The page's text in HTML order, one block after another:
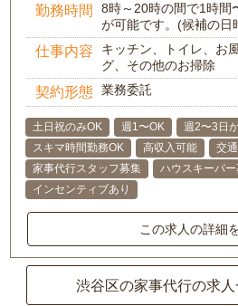
勤務時間
8時～20時の間で1時間
が可能です。(候補の日
仕事内容
キッチン、トイレ、お
グ、その他のお掃除
契約形態 業務委託
土日祝のみOK 週1〜OK
週2〜3日
スキマ時間勤務OK
高収入可能 交
家事代行スタッフ募集
ハウスキーパ
インセンティブあり
この求人の詳細
渋谷区の家事代行の求